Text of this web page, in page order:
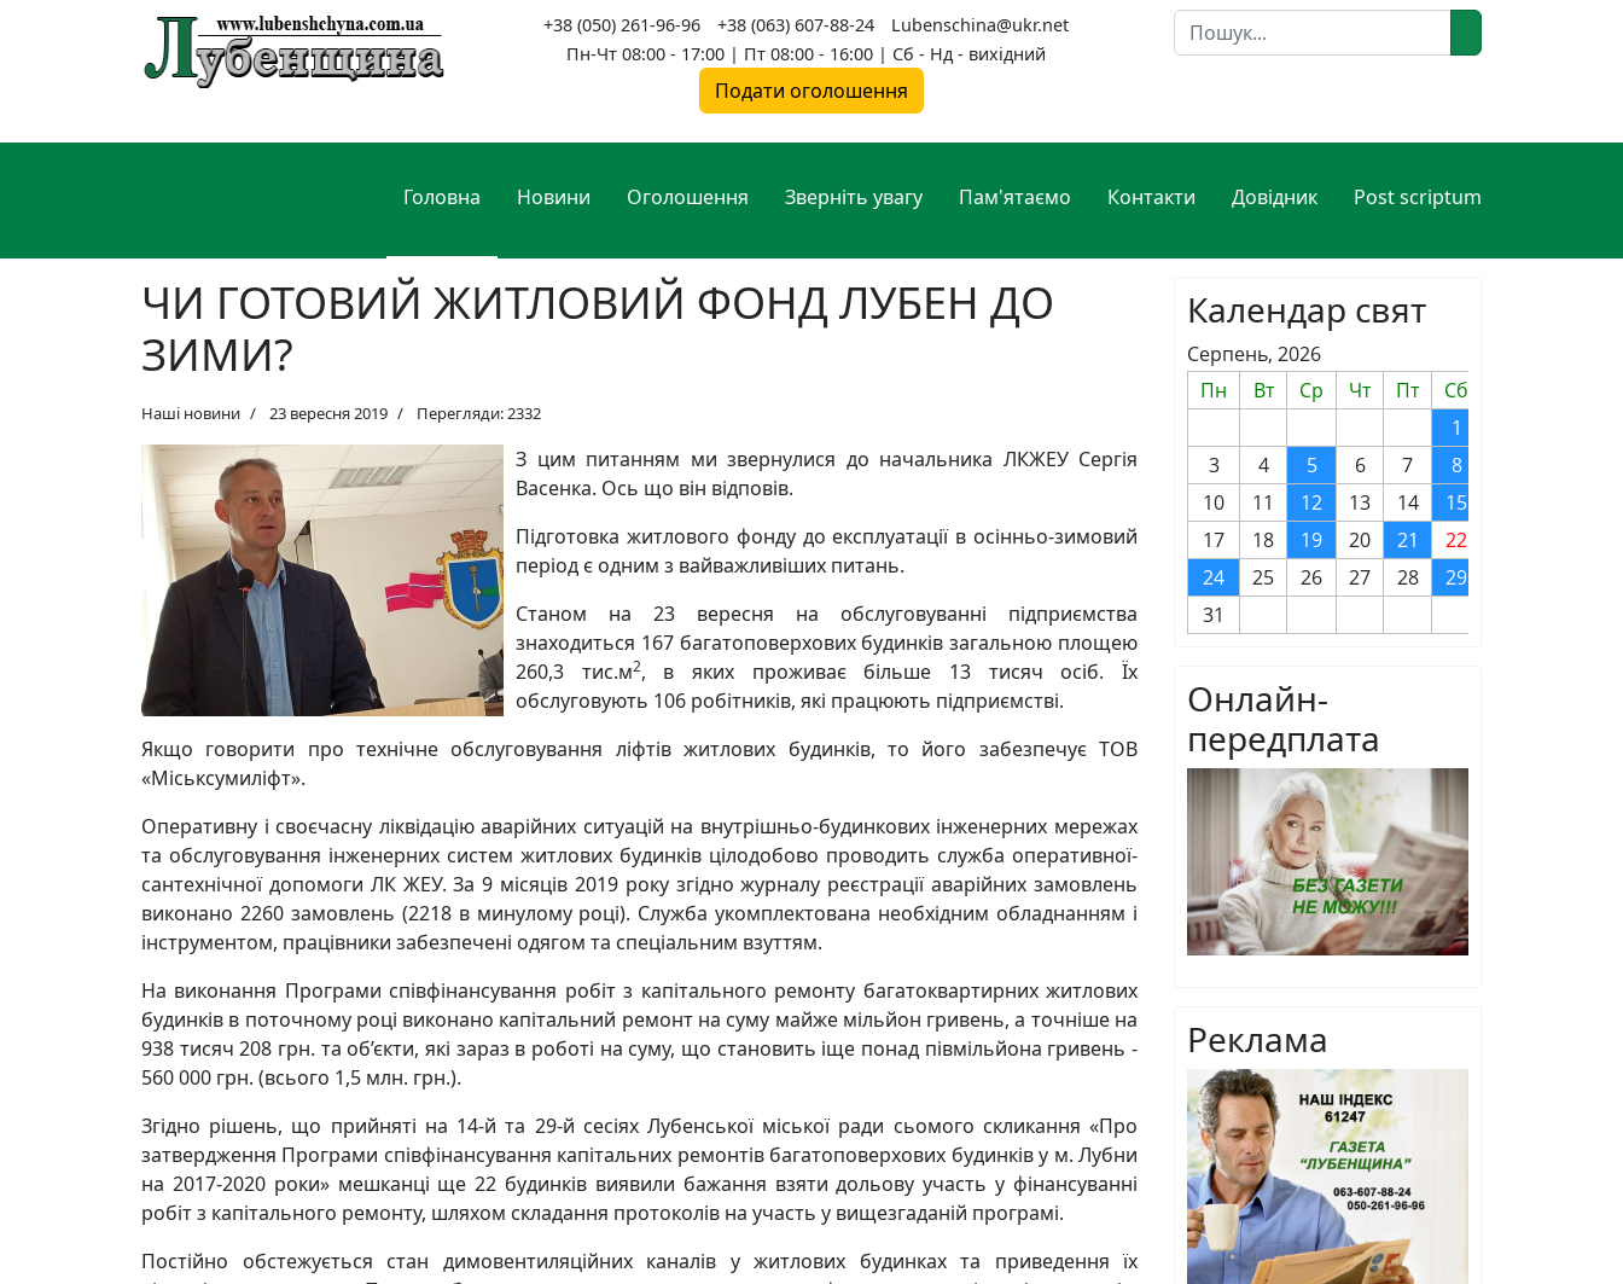
+38 (050) 261-96-96 +38 (063) 607-88-24
Lubenschina@ukr.net
Пн-Чт 08:00 - 17:00 | Пт 08:00 - 16:00 | Сб - Нд - вихідний
Подати оголошення
Пошук
Головна Новини Оголошення Зверніть увагу Пам'ятаємо Контакти Довідник Post scriptum
ЧИ ГОТОВИЙ ЖИТЛОВИЙ ФОНД ЛУБЕН ДО
ЗИМИ?
Наші новини 23 вересня 2019 Перегляди: 2332
З цим питанням ми звернулися до начальника ЛКЖЕУ Сергія
Васенка. Ось що він відповів.
Підготовка житлового фонду до експлуатації в осінньо-зимовий
період є одним з вайважливіших питань.
Станом на 23 вересня на обслуговуванні підприємства
знаходиться 167 багатоповерхових будинків загальною площею
260,3 тис.м2, в яких проживає більше 13 тисяч осіб. Їх
обслуговують 106 робітників, які працюють підприємстві.
Якщо говорити про технічне обслуговування ліфтів житлових будинків, то його забезпечує ТОВ
«Міськсумиліфт».
Оперативну і своєчасну ліквідацію аварійних ситуацій на внутрішньо-будинкових інженерних мережах
та обслуговування інженерних систем житлових будинків цілодобово проводить служба оперативної-
сантехнічної допомоги ЛК ЖЕУ. За 9 місяців 2019 року згідно журналу реєстрації аварійних замовлень
виконано 2260 замовлень (2218 в минулому році). Служба укомплектована необхідним обладнанням і
інструментом, працівники забезпечені одягом та спеціальним взуттям.
На виконання Програми співфінансування робіт з капітального ремонту багатоквартирних житлових
будинків в поточному році виконано капітальний ремонт на суму майже мільйон гривень, а точніше на
938 тисяч 208 грн. та об’єкти, які зараз в роботі на суму, що становить іще понад півмільйона гривень -
560 000 грн. (всього 1,5 млн. грн.).
Згідно рішень, що прийняті на 14-й та 29-й сесіях Лубенської міської ради сьомого скликання «Про
затвердження Програми співфінансування капітальних ремонтів багатоповерхових будинків у м. Лубни
на 2017-2020 роки» мешканці ще 22 будинків виявили бажання взяти дольову участь у фінансуванні
робіт з капітального ремонту, шляхом складання протоколів на участь у вищезгаданій програмі.
Постійно обстежується стан димовентиляційних каналів у житлових будинках та приведення їх
Календар свят
Серпень, 2026
Пн
Вт Ср Чт Пт Сб
1
3
4 5 6 7 8
10
11 12 13 14 15
17
18 19 20 21 22
24
25 26 27 28 29
31
Онлайн-
передплата
Реклама